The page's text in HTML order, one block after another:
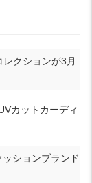
クションが3月
カットカーディ
ションブランド